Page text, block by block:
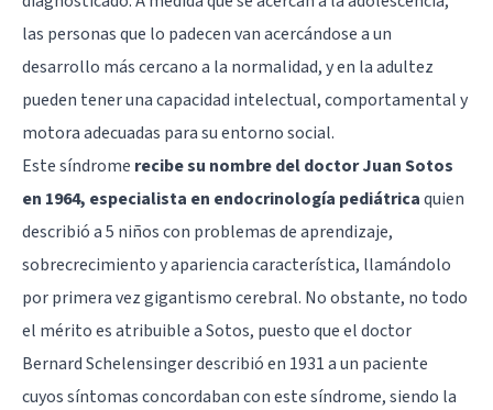
las personas que lo padecen van acercándose a un
desarrollo más cercano a la normalidad, y en la adultez
pueden tener una capacidad intelectual, comportamental y
motora adecuadas para su entorno social.
Este síndrome recibe su nombre del doctor Juan Sotos
en 1964, especialista en endocrinología pediátricaquien
describió a 5 niños con problemas de aprendizaje,
sobrecrecimiento y apariencia característica, llamándolo
por primera vez gigantismo cerebral. No obstante, no todo
el mérito es atribuible a Sotos, puesto que el doctor
Bernard Schelensinger describió en 1931 a un paciente
cuyos síntomas concordaban con este síndrome, siendo la